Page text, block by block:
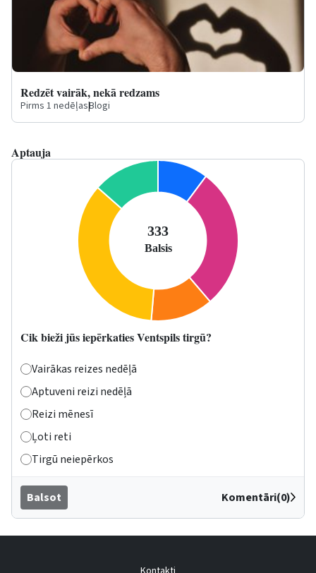
Redzēt vairāk, nekā redzams
Pirms 1 nedēļas|Blogi
Aptauja
Cik bieži jūs iepērkaties Ventspils tirgū?
Vairākas reizes nedēļā
Aptuveni reizi nedēļā
Reizi mēnesī
Ļoti reti
Tirgū neiepērkos
Balsot Komentāri(0)